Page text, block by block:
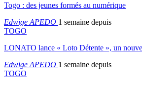
Togo : des jeunes formés au numérique
Edwige APEDO 1 semaine depuis
TOGO
LONATO lance « Loto Détente », un
Edwige APEDO 1 semaine depuis
TOGO